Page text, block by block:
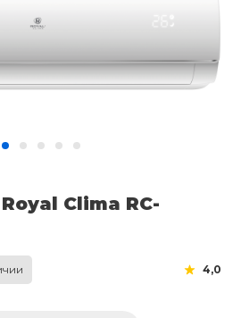
Clima RC-
4,0